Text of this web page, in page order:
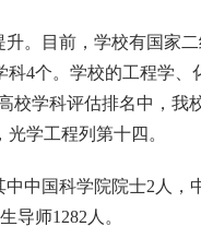
。目前，学校有国家
4个。学校的工程学
校学科评估排名中，
学工程列第十四。
中国科学院院士2人
导师1282人。